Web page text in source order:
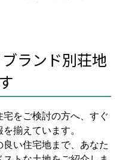
ランド別荘地
をご検討の方へ、すぐ
揃えています。
い住宅地まで、 あなた